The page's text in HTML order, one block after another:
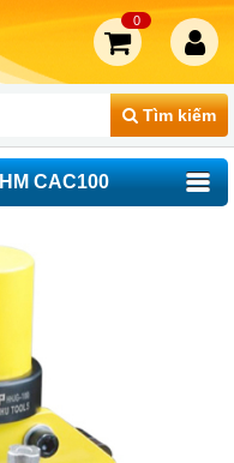
Tìm kiếm
0
CAC100